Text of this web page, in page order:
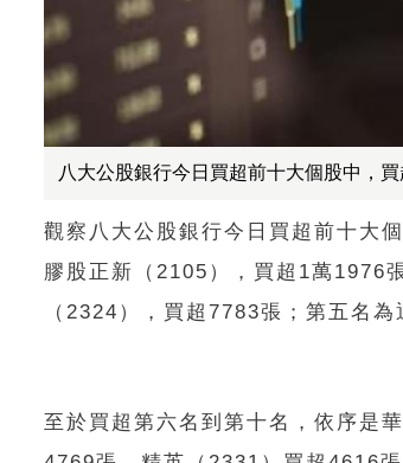
八大公股銀行今日買超前十大個股中，
觀察八大公股銀行今日買超前十大
膠股正新（2105），買超1萬1976
（2324），買超7783張；第五名
至於買超第六名到第十名，依序是